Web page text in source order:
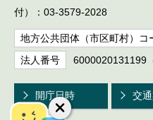
付）：03-3579-2028
地方公共団体（市区町村）コ
法人番号 6000020131199
開庁日時 交